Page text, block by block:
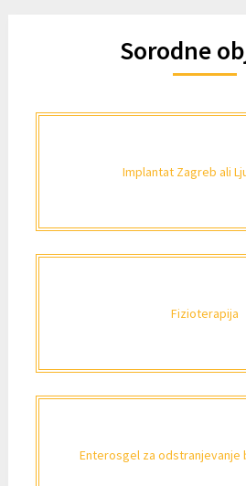
Sorodne
Implantat Zagreb ali
Fizioterapija
Enterosgel za odstranjevanje